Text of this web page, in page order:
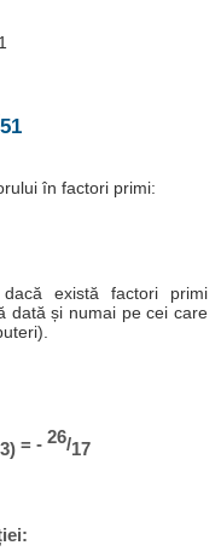
51
în factori primi:
există factori primi
dată și numai pe cei care
= - 26/17